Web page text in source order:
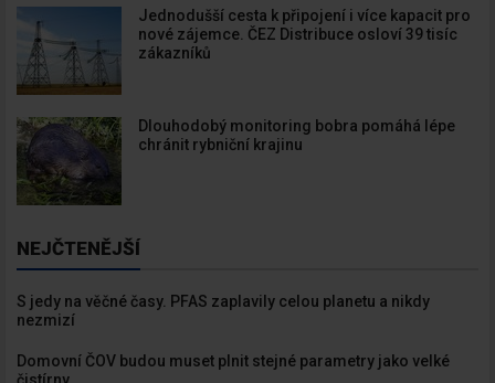
Jednodušší cesta k připojení i více kapacit pro
nové zájemce. ČEZ Distribuce osloví 39 tisíc
zákazníků
Dlouhodobý monitoring bobra pomáhá lépe
chránit rybniční krajinu
NEJČTENĚJŠÍ
S jedy na věčné časy. PFAS zaplavily celou planetu a nikdy
nezmizí
Domovní ČOV budou muset plnit stejné parametry jako velké